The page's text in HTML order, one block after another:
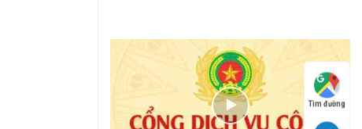
Tìm đường